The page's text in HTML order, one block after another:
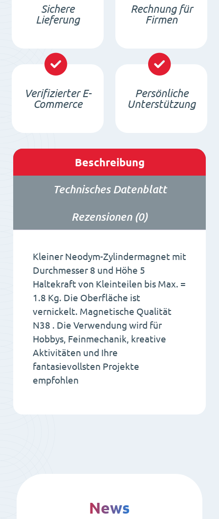
Sichere
Lieferung
Rechnung für
Firmen
Verifizierter E-
Commerce
Persönliche
Unterstützung
Beschreibung
Technisches Datenblatt
Rezensionen (0)
Kleiner Neodym-Zylindermagnet mit
Durchmesser 8 und Höhe 5
Haltekraft von Kleinteilen bis Max. =
1.8 Kg. Die Oberfläche ist
vernickelt. Magnetische Qualität
N38 . Die Verwendung wird für
Hobbys, Feinmechanik, kreative
Aktivitäten und Ihre
fantasievollsten Projekte
empfohlen
News